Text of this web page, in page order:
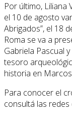
Por último, Liliana
el 10 de agosto
Abrigados”, el 18
Roma se va a
Gabriela Pascual
tesoro
historia en Marcos
Para conocer el
consultá las redes